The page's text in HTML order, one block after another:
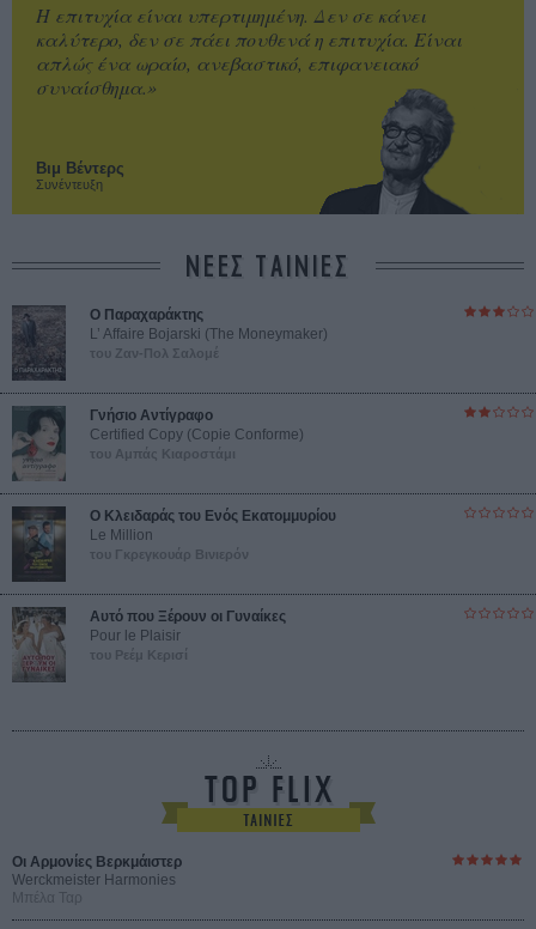
Βιμ Βέντερς
Συνέντευξη
Η επιτυχία είναι υπερτιμημένη. Δεν σε κάνει
καλύτερο, δεν σε πάει πουθενά η επιτυχία. Είναι
απλώς ένα ωραίο, ανεβαστικό, επιφανειακό
συναίσθημα.»
ΝΕΕΣ ΤΑΙΝΙΕΣ
Ο Παραχαράκτης
L’ Affaire Bojarski (The Moneymaker)
του Ζαν-Πολ Σαλομέ
Γνήσιο Αντίγραφο
Certified Copy (Copie Conforme)
του Αμπάς Κιαροστάμι
Ο Κλειδαράς του Ενός Εκατομμυρίου
Le Million
του Γκρεγκουάρ Βινιερόν
Αυτό που Ξέρουν οι Γυναίκες
Pour le Plaisir
του Ρεέμ Κερισί
Οι Αρμονίες Βερκμάιστερ
Werckmeister Harmonies
Μπέλα Ταρ